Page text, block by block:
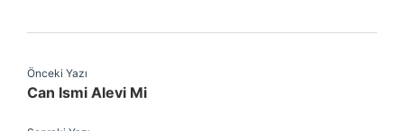
Önceki Yazı
Can Ismi Alevi Mi